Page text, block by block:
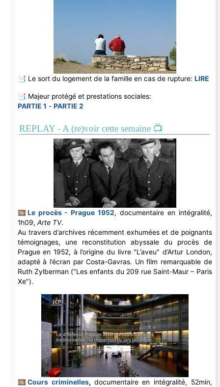
📑 Le sort du logement de la famille en cas de rupture: LIRE
📑 Majeur protégé et prestations sociales:
PARTIE 1 - PARTIE 2
REPLAY - A (re)voir cette semaine 📺
🎞Le procès - Prague 1952, documentaire en intégralité,
1h09, Arte TV.
Au travers d’archives récemment exhumées et de poignants
témoignages, une reconstitution abyssale du procès de
Prague en 1952, à l’origine du livre "L’aveu" d’Artur London,
adapté à l’écran par Costa-Gavras. Un film remarquable de
Ruth Zylberman ("Les enfants du 209 rue Saint-Maur – Paris
Xe").
🎞Cours criminelles, documentaire en intégralité, 52min,